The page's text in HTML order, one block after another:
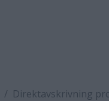
Direktavskrivning